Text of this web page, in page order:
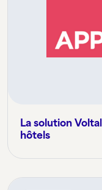
La solution
hôtels